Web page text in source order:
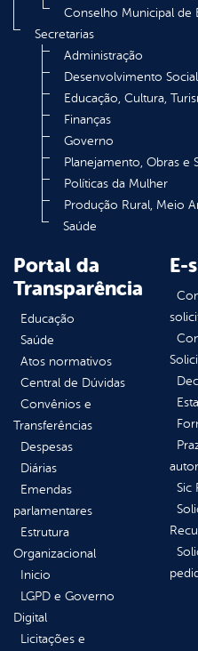
Conselho Municipal de
Secretarias
Administração
Desenvolvimento
Educação, Cultura,
Finanças
Governo
Planejamento, Obras e
Políticas da Mulher
Produção Rural, Meio
Saúde
Portal da
Transparência
Educação
Saúde
Atos normativos
Central de Dúvidas
Convênios e
Transferências
Despesas
Diárias
Emendas
parlamentares
Estrutura
Organizacional
Inicio
LGPD e Governo
Digital
Licitações e
E-
Sic